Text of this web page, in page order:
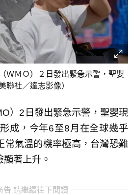
ＷＭＯ）２日發出緊急示警，聖嬰
聯社／達志影像）
）2日發出緊急示警，聖嬰現
成，今年6至8月在全球幾乎
常氣溫的機率極高，台灣恐難
著上升。
告 請繼續往下閱讀